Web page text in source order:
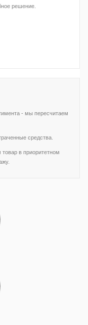
решение.
- мы пересчитаем
средства.
в приоритетном